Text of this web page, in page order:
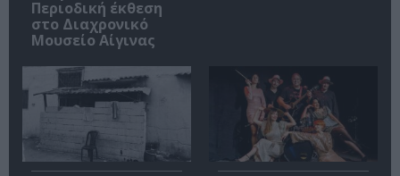
Περιοδική έκθεση
στο Διαχρονικό
Μουσείο Αίγινας